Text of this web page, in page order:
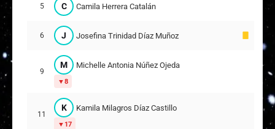
A Agatha Francoise Abarca Abarca
7
T Trinidad Ignacia Araya Urdanivia
4
A Antonella Giselle Curillán Millanao
6
5 C Camila Herrera Catalán
6 J Josefina Trinidad Díaz Muñoz
9
M Michelle Antonia Núñez Ojeda
8
11
K Kamila Milagros Díaz Castillo
17